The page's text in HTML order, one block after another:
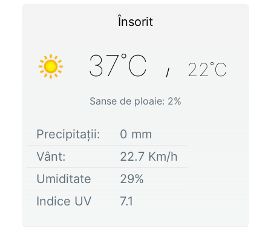
Însorit
37˚C / 22˚C
Sanse de ploaie: 2%
Precipitații: 0 mm
Vânt:
22.7 Km/h
Umiditate
29%
Indice UV
7.1